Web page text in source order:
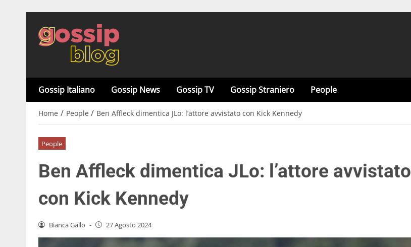
Gossip Italiano Gossip News Gossip TV Gossip Straniero People
Home / People / Ben Affleck dimentica JLo: l’attore avvistato con Kick Kennedy
People
Ben Affleck dimentica JLo: l’attore avvistato
con Kick Kennedy
Bianca Gallo - 27 Agosto 2024